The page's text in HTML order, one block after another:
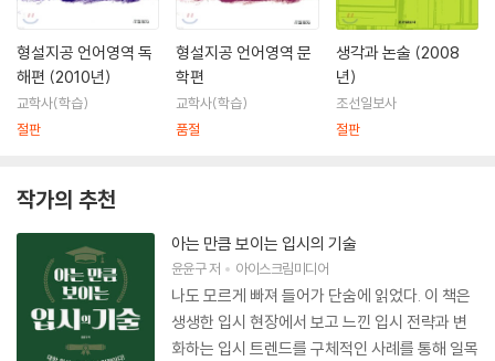
형설지공 언어영역 독
해편 (2010년)
교학사(학습)
절판
형설지공 언어영역 문
학편
교학사(학습)
품절
생각과 논술 (2008
년)
조선일보사
절판
작가의 추천
아는 만큼 보이는 입시의 기술
윤윤구저 아이스크림미디어
나도 모르게 빠져 들어가 단숨에 읽었다. 이 책은
생생한 입시 현장에서 보고 느낀 입시 전략과 변
화하는 입시 트렌드를 구체적인 사례를 통해 일목